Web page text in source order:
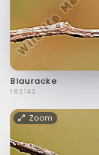
Blauracke
f82142
Zoom